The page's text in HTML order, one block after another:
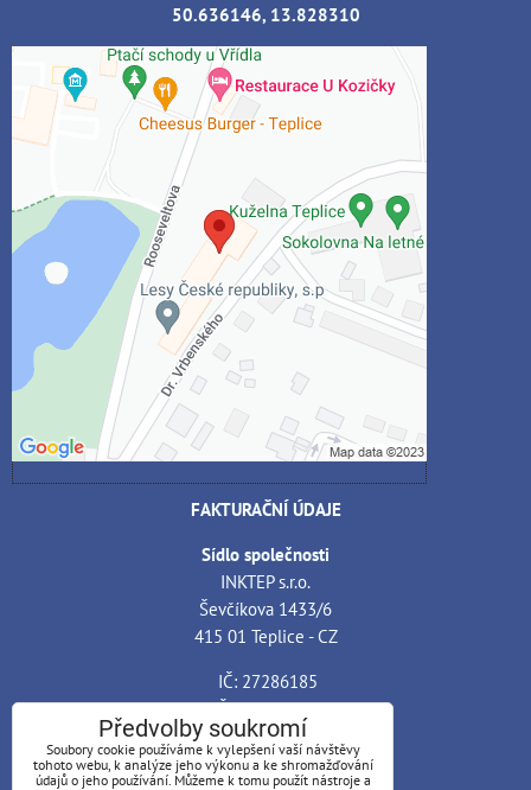
50.636146, 13.828310
Externí obsah je blokován Volbami
soukromí
Přejete si načíst externí obsah?
Povolit jednou
Povolit a zapamatovat - souhlas s druhem
cookie: Funkční
Otevřít obsah v novém okně
FAKTURAČNÍ ÚDAJE
Sídlo společnosti
INKTEP s.r.o.
Ševčíkova 1433/6
415 01 Teplice - CZ
IČ: 27286185
DIČ: CZ27286185
Bankovní spojení
Banka: ČSOB, a.s. - pobočka Teplice
Předvolby soukromí
Soubory cookie používáme k vylepšení vaší návštěvy
tohoto webu, k analýze jeho výkonu a ke shromažďování
údajů o jeho používání. Můžeme k tomu použít nástroje a